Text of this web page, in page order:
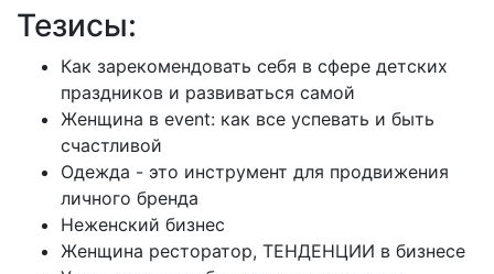
Тезисы:
Как зарекомендовать себя в сфере детских
праздников и развиваться самой
Женщина в event: как все успевать и быть
счастливой
Одежда - это инструмент для продвижения
личного бренда
Неженский бизнес
Женщина ресторатор, ТЕНДЕНЦИИ в бизнесе